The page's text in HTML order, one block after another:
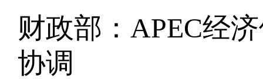
财政部：APEC经
协调